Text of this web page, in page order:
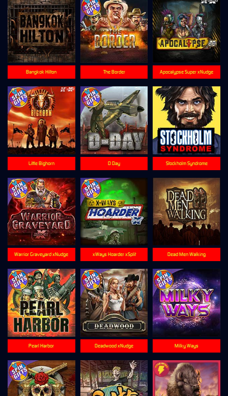
Dead Men Walking
Stockholm Syndrome
Apocalypse Super xNudge
Bangkok Hilton
Warrior Graveyard xNudge
Little Bighorn
Deadwood xNudge Milky Ways
Pearl Harbor
xWays Hoarder xSplit
D Day
The Border